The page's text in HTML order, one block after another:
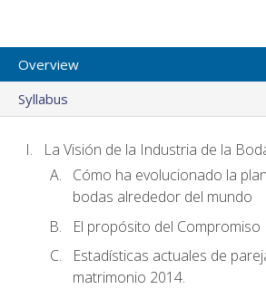
Overview
Syllabus
La Visión de la Industria de la
Cómo ha evolucionado la
bodas alrededor del mundo
El propósito del Compromiso
Estadísticas actuales de
matrimonio 2014.